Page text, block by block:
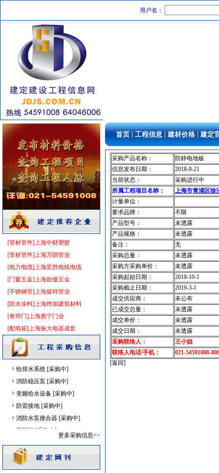
用户名：
[管材管件]上海中财塑胶
[管材管件]上海万朗管业
[电力电缆]上海宏胜电线电缆
[门窗五金]上海励傲五金
[不锈钢管]上海挺特管业
[防水涂料]上海烨加建筑材料
[卷帘门]上海惠宁门业
[配电箱]上海振大电器成套
石英灯 [采购中]
线槽线管
[采购中]
电线电缆 [采购中]
水泵房 [采购中]
仪器仪表 [采购中]
供水设备
[采购中]
防雷接地 [采购中]
卫生洁具 [采购中]
灯具 [采购中]
仪器仪表 [采购中]
筒灯
[采购中]
墙地面砖 [采购中]
管材管件 [采购中]
水泵
[采购中]
PVC窗帘 [采购中]
高级地砖 [采购中]
阀门组件 [采购中]
防雷接地 [采购中]
室内给排水 [采购中]
消防器材 [采购中]
阀门组件 [采购中]
消防工程 [采购中]
防排烟通风系统 [采购中]
室外排水
[采购中]
消防火警
给排水系统 [采购中]
消防稳压泵 [采购中]
变频给水设备 [采购中]
防雷接地 [采购中]
消防水泵接合器 [采购中]
吸顶灯 [采购中]
[采购中]
玻璃幕墙
防水防腐
更多采购信息>>
首页 工程信息 建材价格 建定
采购产品名称：
防静电地板
信息发布日期：
2018-9-21
当前状态：
采购进行中
所属工程项目名称：
上海市青浦区徐
计量单位：
要求品牌：
不限
产品型号：
未透露
产品规格：
未透露
备注：
无
采购总量：
未透露
采购方采购单价：
未透露
采购起始日期：
2018-10-1
采购截止日期：
2019-3-1
成交供应商：
未公布
已成交总量：
未透露
成交单价：
未透露
成交日期：
未透露
采购联络人：
王小姐
联络人电话/手机：
021-54591008-
[返回]